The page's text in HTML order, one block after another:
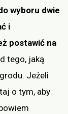
wyboru dwie
i
postawić na
tego, jaką
Jeżeli
o tym, aby